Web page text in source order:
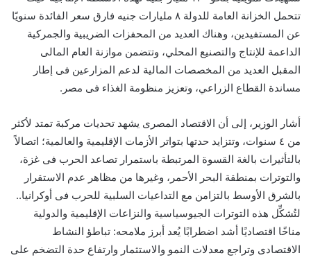
تتحمل الخزانة العامة للدولة ٨ مليارات جنيه فارق سعر الفائدة سنويًا
عن المستفيدين، وهناك العديد من المحفزات الضريبية والجمركية
الداعمة للإنتاج والتصنيع المحلي، وتتضمن موازنة العام المالى
المقبل العديد من المخصصات المالية لدعم المزارعين فى إطار
مساندة القطاع الزراعي، وتعزيز منظومة الغذاء فى مصر.
أشار الوزير، إلى أن الاقتصاد المصرى يشهد تحديات مركبة تمتد لأكثر
من ٤ سنوات، وتتزايد حدتها بتواتر الأزمات الإقليمية والعالمية؛ اتصالاً
بالتأثيرات بالغة القسوة المرتبطة باستمرار تصاعد الحرب فى غزة،
والتوترات بمنطقة البحر الأحمر، وغيرها من مظاهر عدم الاستقرار
بالشرق الأوسط بالتزامن مع التداعيات السلبية للحرب فى أوكرانيا..
لتُشكِّل هذه التوترات الجيوسياسية والنزاعات الإقليمية والدولية
مناخًا اقتصاديًا أشد اضطرابًا يُعد أبرز ملامحه: تباطؤ النشاط
الاقتصادى وتراجع معدلات النمو والاستثمار وارتفاع حدة التضخم على